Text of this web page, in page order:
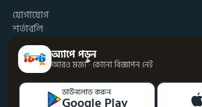
যোগাযোগ
শর্তাবলি
অ্যাপে পড়ুন
আরও মজা · কোনো বিজ্ঞাপন নেই
ডাউনলোড করুন